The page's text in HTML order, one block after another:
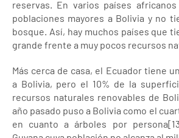
reservas. En varios países
poblaciones mayores a Bolivia y no
bosque. Así, hay muchos países que
grande frente a muy pocos recursos
Más cerca de casa, el Ecuador tiene
a Bolivia, pero el 10% de la
recursos naturales renovables de
año pasado puso a Bolivia como el
en cuanto a árboles por